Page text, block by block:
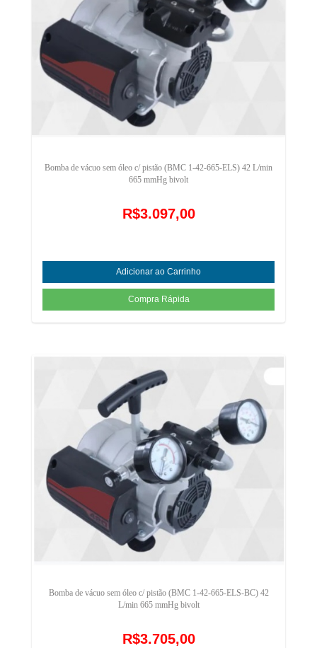
Bomba de vácuo sem óleo c/ pistão (BMC 1-42-665-ELS) 42 L/min
665 mmHg bivolt
R$3.097,00
Bomba de vácuo sem óleo c/ pistão (BMC 1-42-665-ELS-BC) 42
L/min 665 mmHg bivolt
R$3.705,00